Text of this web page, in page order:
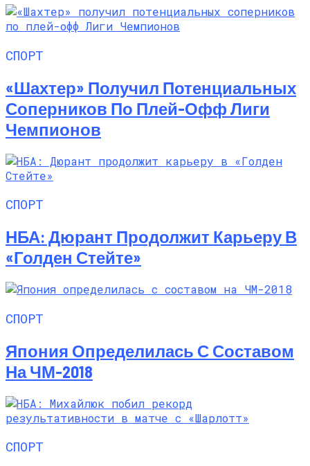
СПОРТ
«Шахтер» Получил Потенциальных
Соперников По Плей-Офф Лиги
Чемпионов
СПОРТ
НБА: Дюрант Продолжит Карьеру В
«Голден Стейте»
СПОРТ
Япония Определилась С Составом
На ЧМ-2018
СПОРТ